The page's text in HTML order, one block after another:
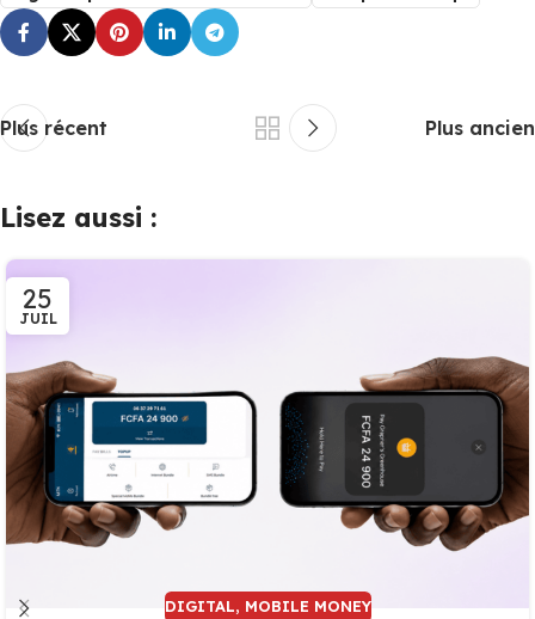
Plus récent Plus ancien
Lisez aussi :
25
JUIL
DIGITAL, MOBILE MONEY